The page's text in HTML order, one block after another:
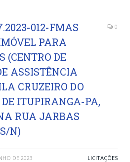
012-FMAS
PARA
(CENTRO DE
ASSISTÊNCIA
CRUZEIRO DO
ITUPIRANGA-PA,
RUA JARBAS
N)
0
DE 2023 LICITAÇÕES